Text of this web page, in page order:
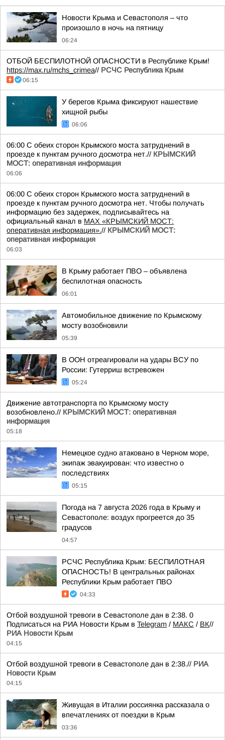
Новости Крыма и Севастополя – что
произошло в ночь на пятницу
06:24
ОТБОЙ БЕСПИЛОТНОЙ ОПАСНОСТИ в Республике Крым!
https://max.ru/mchs_crimea// РСЧС Республика Крым
06:15
У берегов Крыма фиксируют нашествие
хищной рыбы
06:06
06:00 С обеих сторон Крымского моста затруднений в
проезде к пунктам ручного досмотра нет.// КРЫМСКИЙ
МОСТ: оперативная информация
06:06
06:00 С обеих сторон Крымского моста затруднений в
проезде к пунктам ручного досмотра нет. Чтобы получать
информацию без задержек, подписывайтесь на
официальный канал в MAX «КРЫМСКИЙ МОСТ:
оперативная информация».// КРЫМСКИЙ МОСТ:
оперативная информация
06:03
В Крыму работает ПВО – объявлена
беспилотная опасность
06:01
Автомобильное движение по Крымскому
мосту возобновили
05:39
В ООН отреагировали на удары ВСУ по
России: Гутерриш встревожен
05:24
Движение автотранспорта по Крымскому мосту
возобновлено.// КРЫМСКИЙ МОСТ: оперативная
информация
05:18
Немецкое судно атаковано в Черном море,
экипаж эвакуирован: что известно о
последствиях
05:15
Погода на 7 августа 2026 года в Крыму и
Севастополе: воздух прогреется до 35
градусов
04:57
РСЧС Республика Крым: БЕСПИЛОТНАЯ
ОПАСНОСТЬ! В центральных районах
Республики Крым работает ПВО
04:33
Отбой воздушной тревоги в Севастополе дан в 2:38. 0
Подписаться на РИА Новости Крым в Telegram / МАКС / ВК//
РИА Новости Крым
04:15
Отбой воздушной тревоги в Севастополе дан в 2:38.// РИА
Новости Крым
04:15
Живущая в Италии россиянка рассказала о
впечатлениях от поездки в Крым
03:36